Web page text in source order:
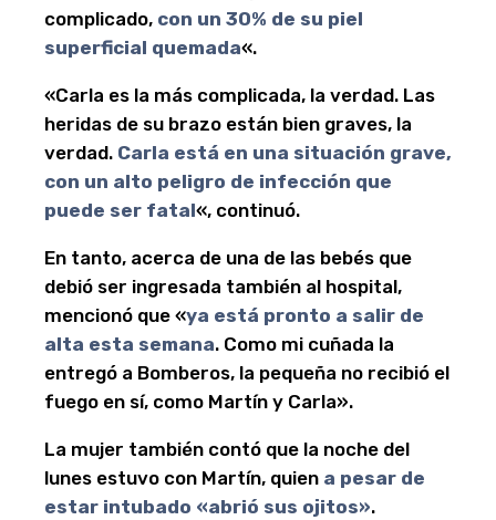
complicado, con un 30% de su piel
superficial quemada«.
«Carla es la más complicada, la verdad. Las
heridas de su brazo están bien graves, la
verdad. Carla está en una situación grave,
con un alto peligro de infección que
puede ser fatal«, continuó.
En tanto, acerca de una de las bebés que
debió ser ingresada también al hospital,
mencionó que «ya está pronto a salir de
alta esta semana. Como mi cuñada la
entregó a Bomberos, la pequeña no recibió el
fuego en sí, como Martín y Carla».
La mujer también contó que la noche del
lunes estuvo con Martín, quien a pesar de
estar intubado «abrió sus ojitos».